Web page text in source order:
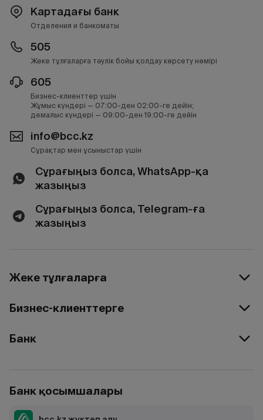
Картадағы банк
Отделения и банкоматы
505
Жеке тұлғаларға тәулік бойы қолдау көрсету нөмірі
605
Бизнес-клиенттер үшін
Жұмыс күндері — 07:00-ден 02:00-ге дейін;
демалыс күндері — 09:00-ден 19:00-ге дейін
info@bcc.kz
Сұрақтар мен ұсыныстар үшін
Сұрағыңыз болса, WhatsApp-қа
жазыңыз
Сұрағыңыз болса, Telegram-ға
жазыңыз
Жеке тұлғаларға
Бизнес-клиенттерге
Банк
Банк қосымшалары